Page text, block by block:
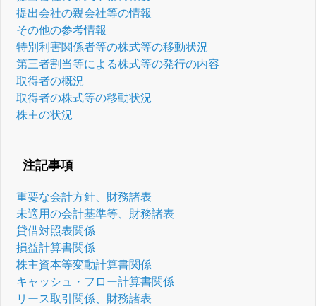
提出会社の親会社等の情報
その他の参考情報
特別利害関係者等の株式等の移動状況
第三者割当等による株式等の発行の内容
取得者の概況
取得者の株式等の移動状況
株主の状況
注記事項
重要な会計方針、財務諸表
未適用の会計基準等、財務諸表
貸借対照表関係
損益計算書関係
株主資本等変動計算書関係
キャッシュ・フロー計算書関係
リース取引関係、財務諸表